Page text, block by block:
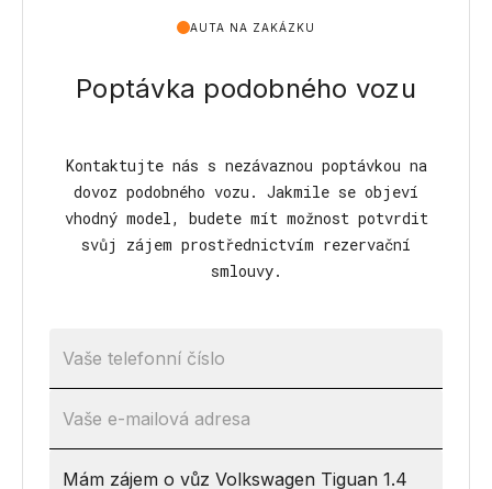
AUTA NA ZAKÁZKU
Poptávka podobného vozu
Kontaktujte nás s nezávaznou poptávkou na
dovoz podobného vozu. Jakmile se objeví
vhodný model, budete mít možnost potvrdit
svůj zájem prostřednictvím rezervační
smlouvy.